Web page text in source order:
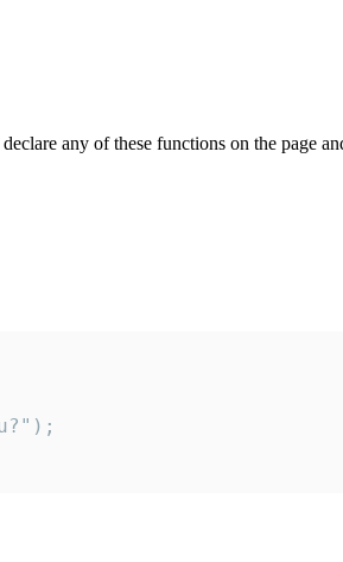
any of these functions on the page